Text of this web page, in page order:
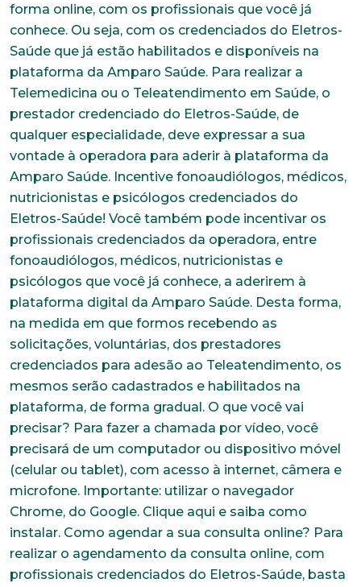
forma online, com os profissionais que você já
conhece. Ou seja, com os credenciados do Eletros-
Saúde que já estão habilitados e disponíveis na
plataforma da Amparo Saúde. Para realizar a
Telemedicina ou o Teleatendimento em Saúde, o
prestador credenciado do Eletros-Saúde, de
qualquer especialidade, deve expressar a sua
vontade à operadora para aderir à plataforma da
Amparo Saúde. Incentive fonoaudiólogos, médicos,
nutricionistas e psicólogos credenciados do
Eletros-Saúde! Você também pode incentivar os
profissionais credenciados da operadora, entre
fonoaudiólogos, médicos, nutricionistas e
psicólogos que você já conhece, a aderirem à
plataforma digital da Amparo Saúde. Desta forma,
na medida em que formos recebendo as
solicitações, voluntárias, dos prestadores
credenciados para adesão ao Teleatendimento, os
mesmos serão cadastrados e habilitados na
plataforma, de forma gradual. O que você vai
precisar? Para fazer a chamada por vídeo, você
precisará de um computador ou dispositivo móvel
(celular ou tablet), com acesso à internet, câmera e
microfone. Importante: utilizar o navegador
Chrome, do Google. Clique aqui e saiba como
instalar. Como agendar a sua consulta online? Para
realizar o agendamento da consulta online, com
profissionais credenciados do Eletros-Saúde, basta